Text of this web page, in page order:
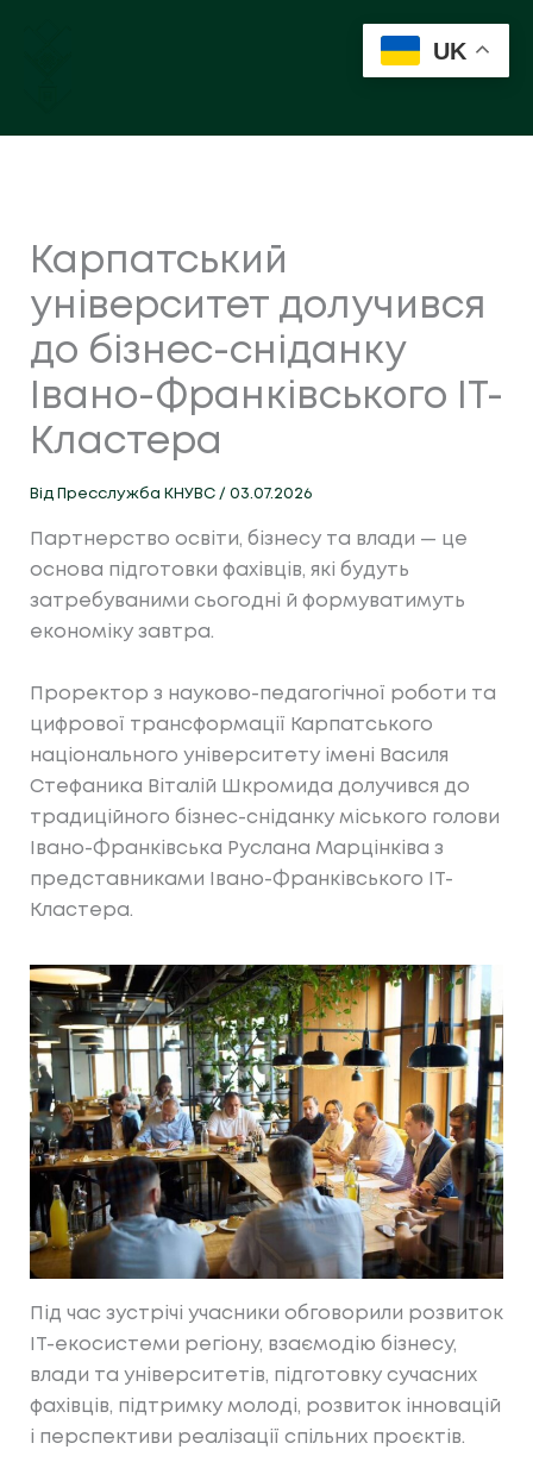
Карпатський
університет долучився
до бізнес-сніданку
Івано-Франківського ІТ-
Кластера
Від Пресслужба КНУВС / 03.07.2026
Партнерство освіти, бізнесу та влади — це
основа підготовки фахівців, які будуть
затребуваними сьогодні й формуватимуть
економіку завтра.
Проректор з науково-педагогічної роботи та
цифрової трансформації Карпатського
національного університету імені Василя
Стефаника Віталій Шкромида долучився до
традиційного бізнес-сніданку міського голови
Івано-Франківська Руслана Марцінківа з
представниками Івано-Франківського ІТ-
Кластера.
Під час зустрічі учасники обговорили розвиток
ІТ-екосистеми регіону, взаємодію бізнесу,
влади та університетів, підготовку сучасних
фахівців, підтримку молоді, розвиток інновацій
і перспективи реалізації спільних проєктів.
UK